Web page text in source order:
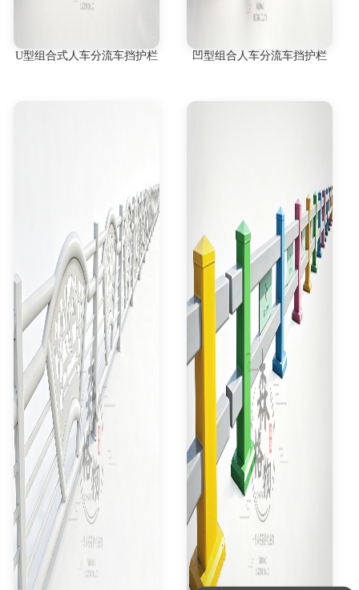
U型组合式人车分流车挡护栏 凹型组合人车分流车挡护栏